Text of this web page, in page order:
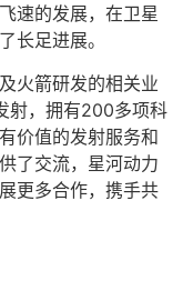
速的发展，在卫星
长足进展。
火箭研发的相关业
射，拥有200多项科
价值的发射服务和
了交流，星河动力
更多合作，携手共